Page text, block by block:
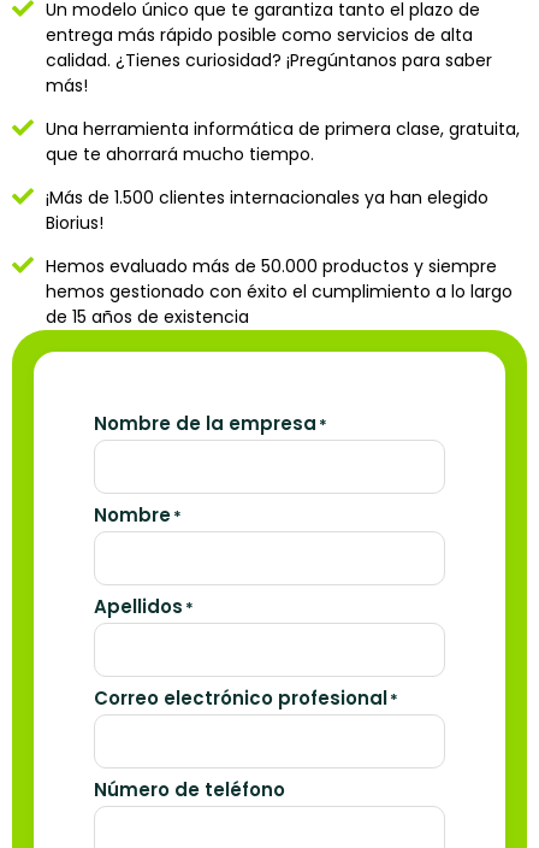
Un modelo único que te garantiza tanto el plazo de
entrega más rápido posible como servicios de alta
calidad. ¿Tienes curiosidad? ¡Pregúntanos para saber
más!
Una herramienta informática de primera clase, gratuita,
que te ahorrará mucho tiempo.
¡Más de 1.500 clientes internacionales ya han elegido
Biorius!
Hemos evaluado más de 50.000 productos y siempre
hemos gestionado con éxito el cumplimiento a lo largo
de 15 años de existencia
Nombre de la empresa *
Nombre*
Apellidos *
Correo electrónico profesional*
Número de teléfono